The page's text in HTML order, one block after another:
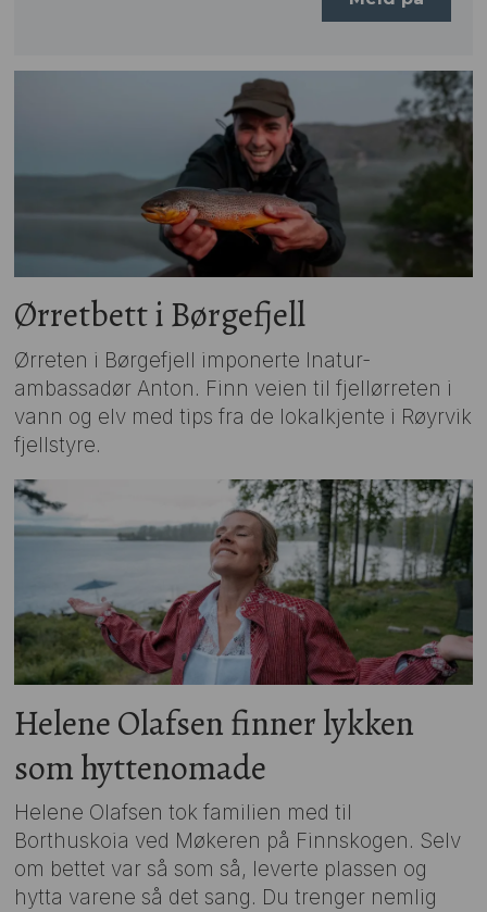
Ørretbett i Børgefjell
Ørreten i Børgefjell imponerte Inatur-
ambassadør Anton. Finn veien til fjellørreten i
vann og elv med tips fra de lokalkjente i Røyrvik
fjellstyre.
Helene Olafsen finner lykken
som hyttenomade
Helene Olafsen tok familien med til
Borthuskoia ved Møkeren på Finnskogen. Selv
om bettet var så som så, leverte plassen og
hytta varene så det sang. Du trenger nemlig